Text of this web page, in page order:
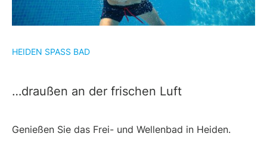
HEIDEN SPASS BAD
…draußen an der frischen Luft
Genießen Sie das Frei- und Wellenbad in Heiden.